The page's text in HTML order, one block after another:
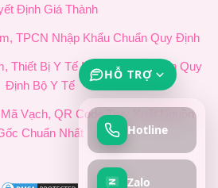
Định Giá Thành
TPCN Nhập Khẩu Chuẩn Quy Định
Thiết Bị Y Tế Nhập Khẩu Chuẩn Quy
Định Bộ Y Tế
Vạch, QR Code Truy Xuất Nguồn
Chuẩn Nhất
HỖ TRỢ
Hotline
Zalo